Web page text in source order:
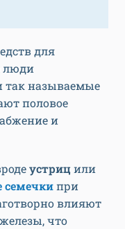
для
люди
так называемые
половое
и
устриц или
при
влияют
что